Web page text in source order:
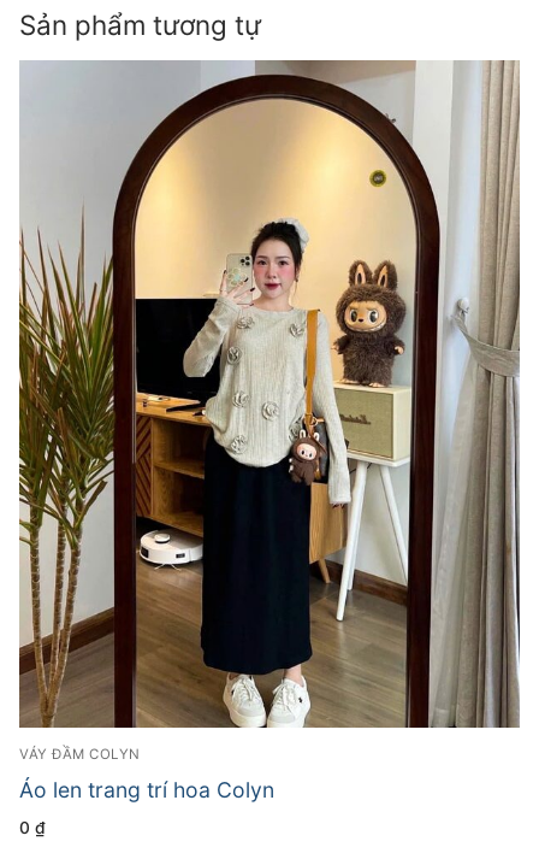
Sản phẩm tương tự
VÁY ĐẦM COLYN
Áo len trang trí hoa Colyn
0 ₫